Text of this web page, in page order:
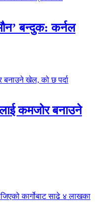
बन्दुक: कर्नल
कमजोर बनाउने